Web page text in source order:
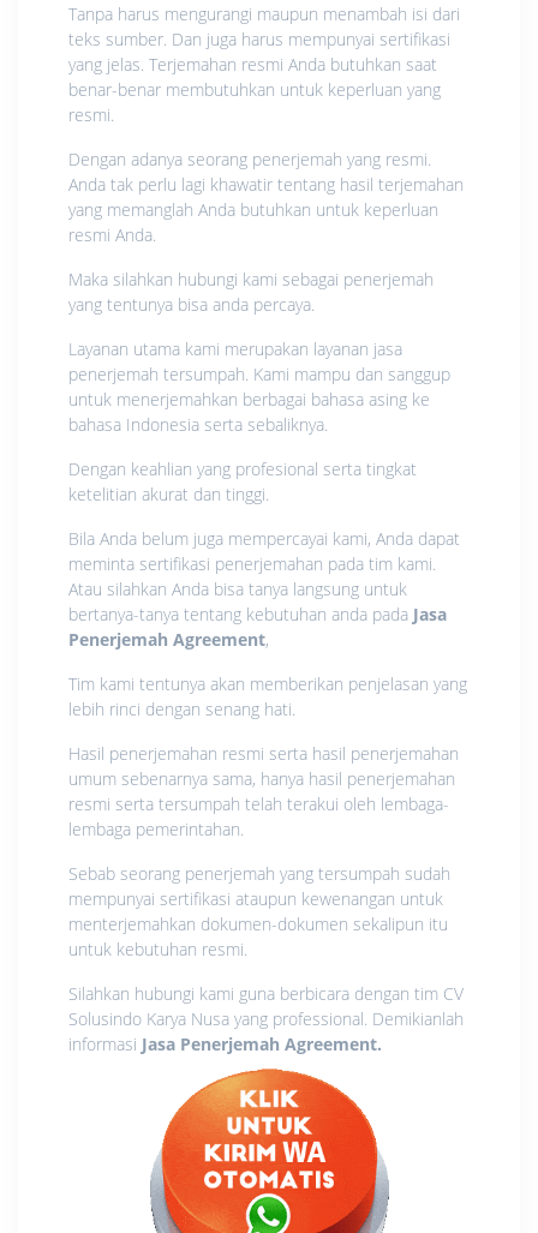
Tanpa harus mengurangi maupun menambah isi dari
teks sumber. Dan juga harus mempunyai sertifikasi
yang jelas. Terjemahan resmi Anda butuhkan saat
benar-benar membutuhkan untuk keperluan yang
resmi.
Dengan adanya seorang penerjemah yang resmi.
Anda tak perlu lagi khawatir tentang hasil terjemahan
yang memanglah Anda butuhkan untuk keperluan
resmi Anda.
Maka silahkan hubungi kami sebagai penerjemah
yang tentunya bisa anda percaya.
Layanan utama kami merupakan layanan jasa
penerjemah tersumpah. Kami mampu dan sanggup
untuk menerjemahkan berbagai bahasa asing ke
bahasa Indonesia serta sebaliknya.
Dengan keahlian yang profesional serta tingkat
ketelitian akurat dan tinggi.
Bila Anda belum juga mempercayai kami, Anda dapat
meminta sertifikasi penerjemahan pada tim kami.
Atau silahkan Anda bisa tanya langsung untuk
bertanya-tanya tentang kebutuhan anda pada Jasa
Penerjemah Agreement,
Tim kami tentunya akan memberikan penjelasan yang
lebih rinci dengan senang hati.
Hasil penerjemahan resmi serta hasil penerjemahan
umum sebenarnya sama, hanya hasil penerjemahan
resmi serta tersumpah telah terakui oleh lembaga-
lembaga pemerintahan.
Sebab seorang penerjemah yang tersumpah sudah
mempunyai sertifikasi ataupun kewenangan untuk
menterjemahkan dokumen-dokumen sekalipun itu
untuk kebutuhan resmi.
Silahkan hubungi kami guna berbicara dengan tim CV
Solusindo Karya Nusa yang professional. Demikianlah
informasi Jasa Penerjemah Agreement.